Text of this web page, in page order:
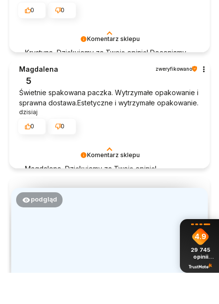
Komentarz sklepu
Krystyna, Dziękujemy za Twoją opinię! Doceniamy
doświadczeniem. Jesteśmy szczęśliwi, że mamy
takich klientów. Z pozdrowieniami, obsługa sklepu.
0
0
Komentarz sklepu
Magdalena, Dziękujemy za Twoją opinię!
nami Twoim doświadczeniem. Jesteśmy szczęśliwi,
że mamy takich klientów. Z pozdrowieniami, obsługa
sklepu.
Magdalena zweryfikowano
5
Świetnie spakowana paczka. Wytrzymałe opakowanie i
sprawna dostawa.Estetyczne i wytrzymałe opakowanie.
dzisiaj
0
0
podgląd
4.9
29 745
opinii
z całego
okresu